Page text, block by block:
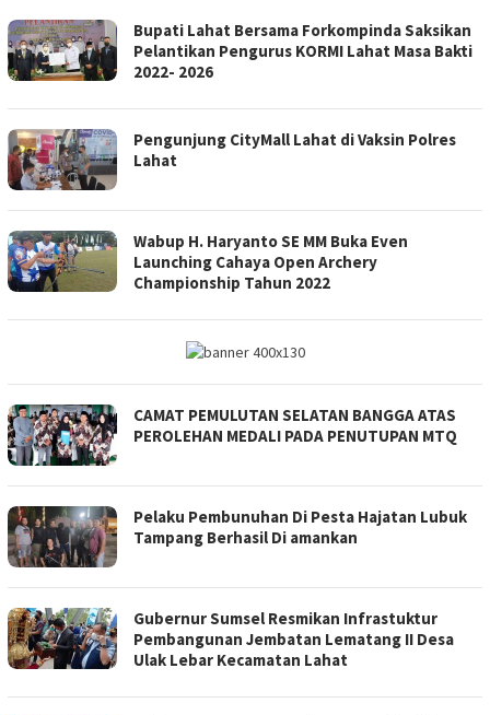
Bupati Lahat Bersama Forkompinda Saksikan
Pelantikan Pengurus KORMI Lahat Masa Bakti
2022- 2026
Pengunjung CityMall Lahat di Vaksin Polres
Lahat
Wabup H. Haryanto SE MM Buka Even
Launching Cahaya Open Archery
Championship Tahun 2022
CAMAT PEMULUTAN SELATAN BANGGA ATAS
PEROLEHAN MEDALI PADA PENUTUPAN MTQ
Pelaku Pembunuhan Di Pesta Hajatan Lubuk
Tampang Berhasil Di amankan
Gubernur Sumsel Resmikan Infrastuktur
Pembangunan Jembatan Lematang II Desa
Ulak Lebar Kecamatan Lahat